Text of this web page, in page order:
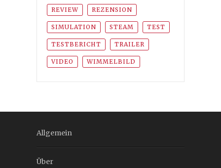
REVIEW REZENSION
SIMULATION STEAM TEST
TESTBERICHT TRAILER
VIDEO WIMMELBILD
Allgemein
Über